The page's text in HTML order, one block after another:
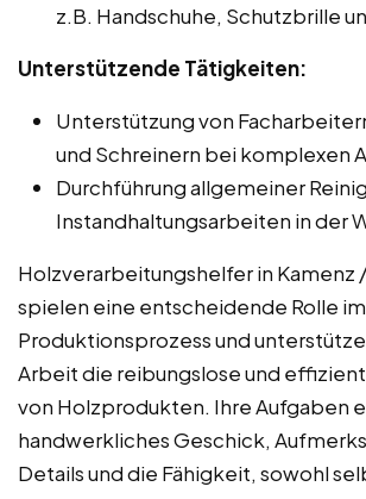
z.B. Handschuhe, Schutzbrille
Unterstützende Tätigkeiten:
Unterstützung von
und Schreinern bei komplexen
Durchführung allgemeiner
Instandhaltungsarbeiten in der
Holzverarbeitungshelfer in Kamenz
spielen eine entscheidende Rolle im
Produktionsprozess und
Arbeit die reibungslose und
von Holzprodukten. Ihre Aufgaben
handwerkliches Geschick,
Details und die Fähigkeit, sowohl